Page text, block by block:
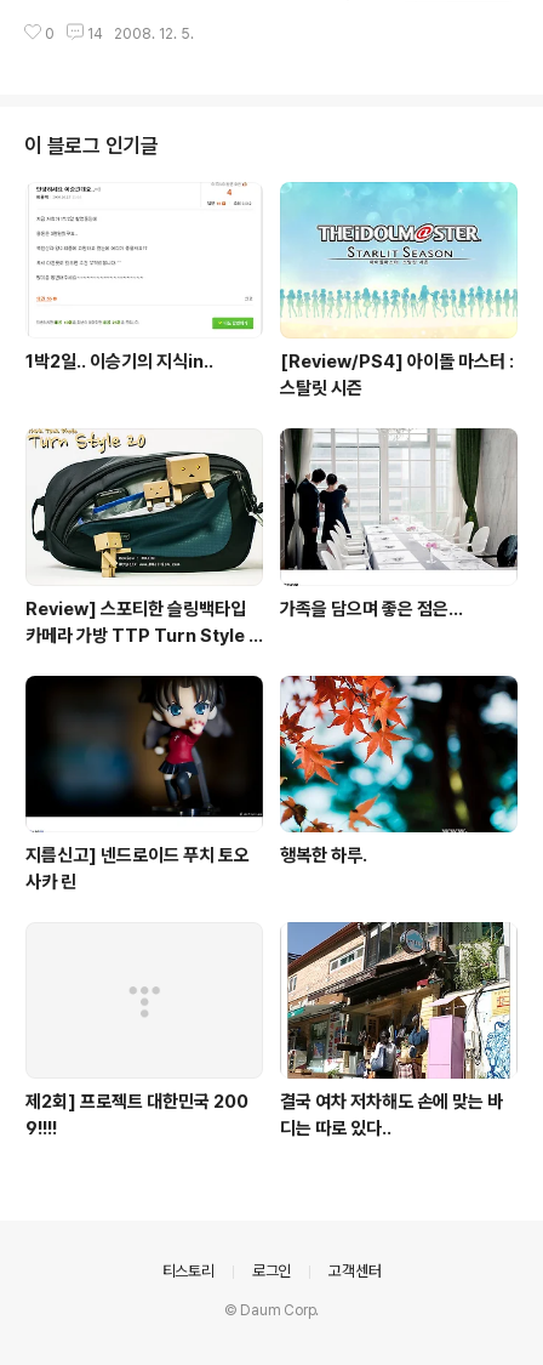
블로그다 보니, 사진도, 이야기도, 그림도... 리뷰도 전부 만
은 다른 길을 찾기 위해 애를 쓰지만, 실력도 개발 새발이
고, 구직을 위해 기웃 거리던 중에 무척이나 가고 싶어 하던
회사가 등장! ... 음.. 갈수 있을까? 나는 나이가 너무 많지
않나? 연봉은?..=ㅅ=;. 아.. 힘들구나.. 라고...=ㅅ=; 어제
밤새 낑낑 대고 있다가 지금은 마음이 갑갑해져 오고 있다..
(이게 아닌데 이게 아닌데 말이다..) 여튼 ..
0 14 2008. 12. 5.
이 블로그 인기글
1박2일.. 이승기의 지식in..
[Review/PS4] 아이돌 마스터 :
스탈릿 시즌
Review] 스포티한 슬링백타입
카메라 가방 TTP Turn Style 2
가족을 담으며 좋은 점은...
지름신고] 넨드로이드 푸치 토오
사카 린
행복한 하루.
제2회] 프로젝트 대한민국 200
9!!!!
결국 여차 저차해도 손에 맞는 바
디는 따로 있다..
티스토리 로그인 고객센터
© Daum Corp.